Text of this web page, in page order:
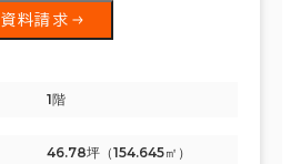
資料請求
1階
46.78坪（154.645㎡）